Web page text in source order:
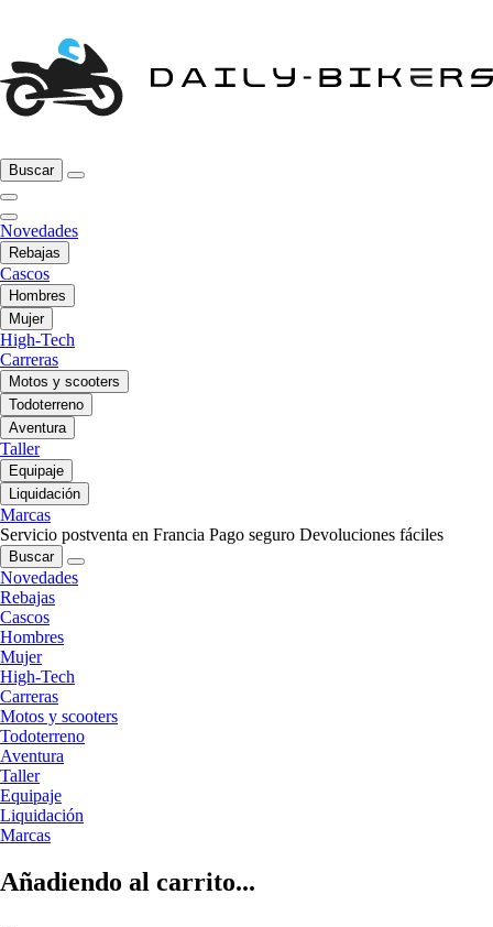
Buscar
Novedades
Rebajas
Cascos
Hombres
Mujer
High-Tech
Carreras
Motos y scooters
Todoterreno
Aventura
Taller
Equipaje
Liquidación
Marcas
Servicio postventa en Francia Pago seguro Devoluciones fáciles
Buscar
Novedades
Rebajas
Cascos
Hombres
Mujer
High-Tech
Carreras
Motos y scooters
Todoterreno
Aventura
Taller
Equipaje
Liquidación
Marcas
Añadiendo al carrito...